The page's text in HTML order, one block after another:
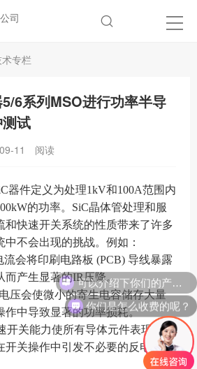
专栏
6系列MSO进行功率半导
试
11 阅读
器件定义为处理1kV和100A范围内
的功率。SiC晶体管处理和服
和快速开关系统的性质带来了许多
不会出现的挑战。例如：
流会将印刷电路板 (PCB) 导线暴露
而产生显著的IR压降。
压会使微小的寄生电容储存大量
作中导致显著的功率损耗。
开关能力使所有导体元件表现为寄
开关操作中引发不必要的反电势电
可以介绍下你们的产品么？
你们是怎么收费的呢？